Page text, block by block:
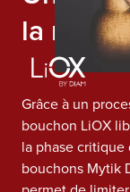
la
Grâce à un
bouchon LiOX
la phase critique
bouchons Mytik